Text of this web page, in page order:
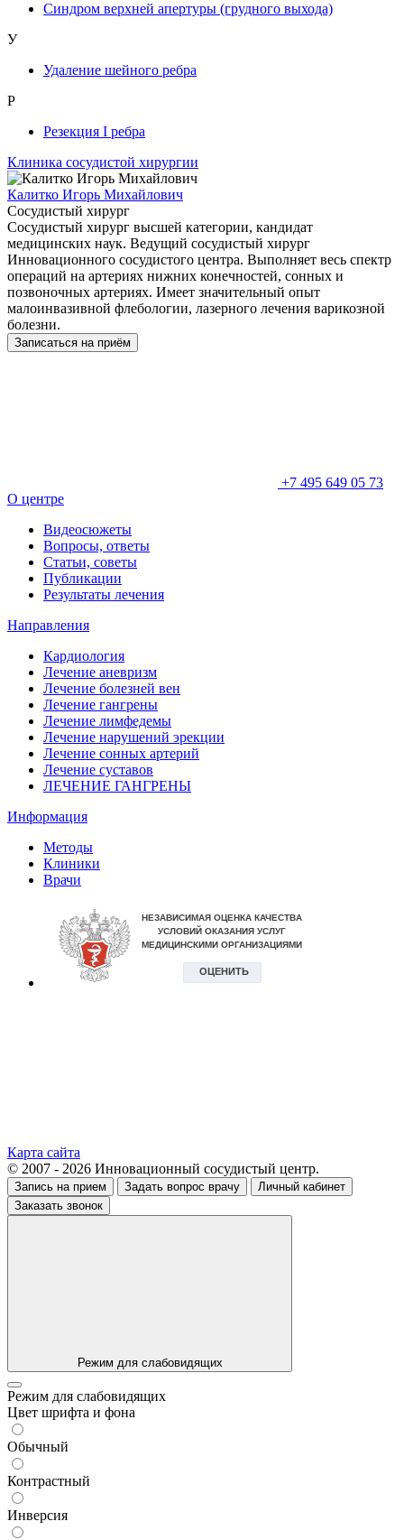
Синдром верхней апертуры (грудного выхода)
У
Удаление шейного ребра
Р
Резекция I ребра
Клиника сосудистой хирургии
Калитко Игорь Михайлович
Сосудистый хирург
Сосудистый хирург высшей категории, кандидат
медицинских наук. Ведущий сосудистый хирург
Инновационного сосудистого центра. Выполняет весь спектр
операций на артериях нижних конечностей, сонных и
позвоночных артериях. Имеет значительный опыт
малоинвазивной флебологии, лазерного лечения варикозной
болезни.
Записаться на приём
+7 495 649 05 73
О центре
Видеосюжеты
Вопросы, ответы
Статьи, советы
Публикации
Результаты лечения
Направления
Кардиология
Лечение аневризм
Лечение болезней вен
Лечение гангрены
Лечение лимфедемы
Лечение нарушений эрекции
Лечение сонных артерий
Лечение суставов
ЛЕЧЕНИЕ ГАНГРЕНЫ
Информация
Методы
Клиники
Врачи
Карта сайта
© 2007 - 2026 Инновационный сосудистый центр.
Запись на прием Задать вопрос врачу
Личный кабинет
Заказать звонок
Режим для слабовидящих
Режим для слабовидящих
Цвет шрифта и фона
Обычный
Контрастный
Инверсия